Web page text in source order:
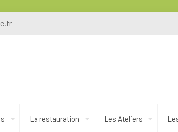
La restauration Les Ateliers